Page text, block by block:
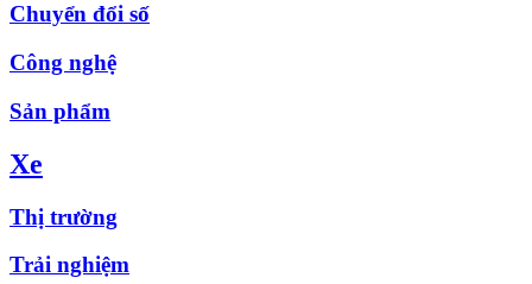
Chuyển đổi số
Công nghệ
Sản phẩm
Xe
Thị trường
Trải nghiệm